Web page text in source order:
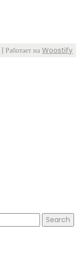
| Работает на Woostify